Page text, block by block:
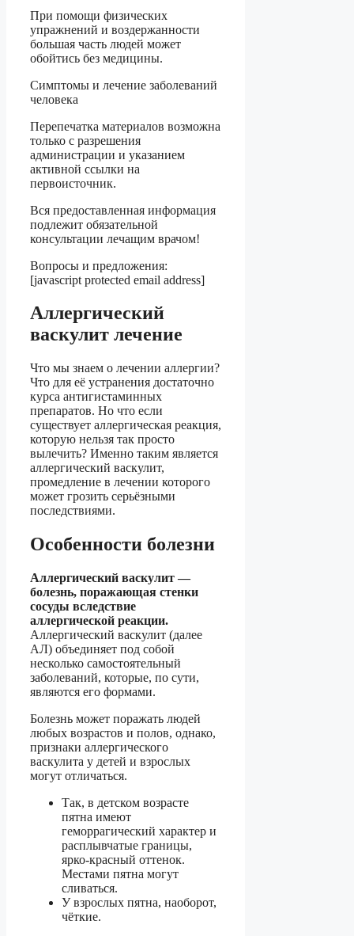
При помощи физических
упражнений и воздержанности
большая часть людей может
обойтись без медицины.
Симптомы и лечение заболеваний
человека
Перепечатка материалов возможна
только с разрешения
администрации и указанием
активной ссылки на
первоисточник.
Вся предоставленная информация
подлежит обязательной
консультации лечащим врачом!
Вопросы и предложения:
[javascript protected email address]
Аллергический
васкулит лечение
Что мы знаем о лечении аллергии?
Что для её устранения достаточно
курса антигистаминных
препаратов. Но что если
существует аллергическая реакция,
которую нельзя так просто
вылечить? Именно таким является
аллергический васкулит,
промедление в лечении которого
может грозить серьёзными
последствиями.
Особенности болезни
Аллергический васкулит —
болезнь, поражающая стенки
сосуды вследствие
аллергической реакции.
Аллергический васкулит (далее
АЛ) объединяет под собой
несколько самостоятельный
заболеваний, которые, по сути,
являются его формами.
Болезнь может поражать людей
любых возрастов и полов, однако,
признаки аллергического
васкулита у детей и взрослых
могут отличаться.
Так, в детском возрасте
пятна имеют
геморрагический характер и
расплывчатые границы,
ярко-красный оттенок.
Местами пятна могут
сливаться.
У взрослых пятна, наоборот,
чёткие.